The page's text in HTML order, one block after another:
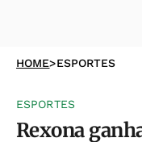
HOME>ESPORTES
ESPORTES
Rexona